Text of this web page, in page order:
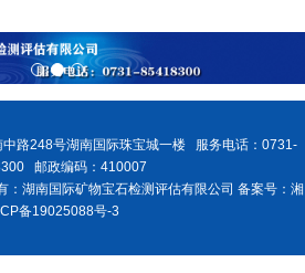
中路248号湖南国际珠宝城一楼 服务电话：0731-
邮政编码：410007
湖南国际矿物宝石检测评估有限公司 备案号：湘
ICP备19025088号-3